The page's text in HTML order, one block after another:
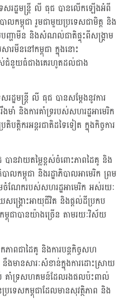
សរដ្ឋមន្រ្តី លី ធុជ បានលើកឡើងអំពី
បាលកម្ពុជា រួមជាមួយប្រទេសជាមិត្ត និង
បញ្ហាមីន និងសំណល់ជាតិផ្ទុះពីសង្រ្គាម
រមីននៅកម្ពុជា ក្នុងនោះ
ស់ជំនួយធំជាងគេរហូតដល់ជាង
រដ្ឋមន្រ្តី លី ធុជ បានសម្តែងនូវការ
ាំ និងការគាំទ្ររបស់សហរដ្ឋអាមេរិក
ត្តិករអន្តរជាតិដទៃទៀត ក្នុងកិច្ចការ
នវាយតម្លៃខ្ពស់ចំពោះភាពដៃគូ និង
បាលកម្ពុជា និងរដ្ឋាភិបាលអាមេរិក ព្រម
ចំណែករបស់សហរដ្ឋអាមេរិក អស់រយៈ
ង្រ្គោះអាយុជីវិត និងផ្តល់ដីប្រកប
ពុជាបានយ៉ាងច្រើន តាមរយៈវិស័យ
ពជាដៃគូ និងការបន្តកិច្ចសហ
នឹងមានសារៈសំខាន់ក្នុងការដោះស្រាយ
ាំទ្រសហគមន៍ដែលរងផលប៉ះពាល់
ទេសកម្ពុជាដែលមានសុវត្ថិភាព និង